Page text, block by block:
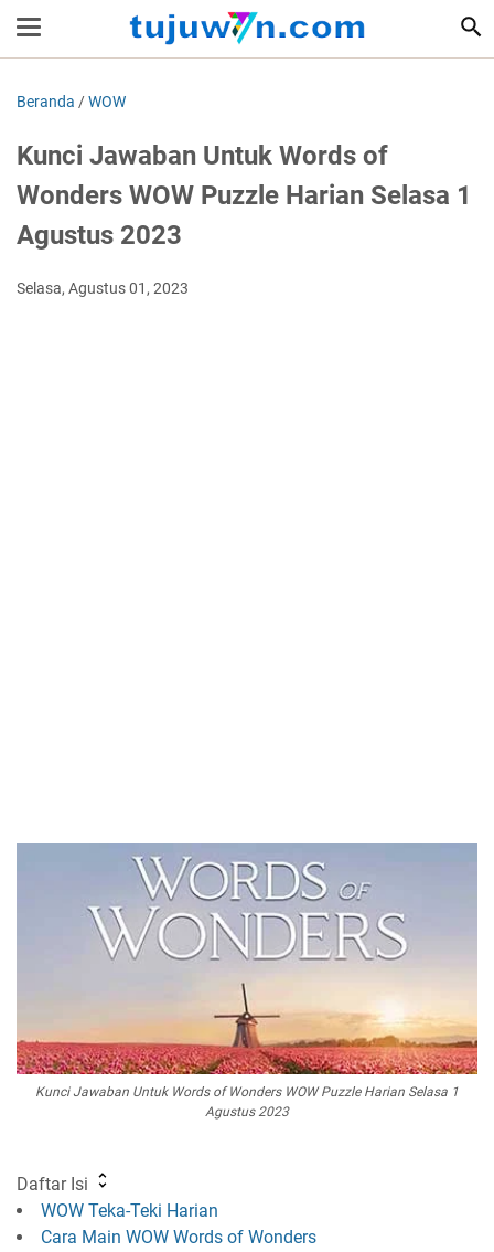
Beranda /WOW
Kunci Jawaban Untuk Words of
Wonders WOW Puzzle Harian Selasa 1
Agustus 2023
Selasa, Agustus 01, 2023
Kunci Jawaban Untuk Words of Wonders WOW Puzzle Harian Selasa 1
Agustus 2023
Daftar Isi
WOW Teka-Teki Harian
Cara Main WOW Words of Wonders